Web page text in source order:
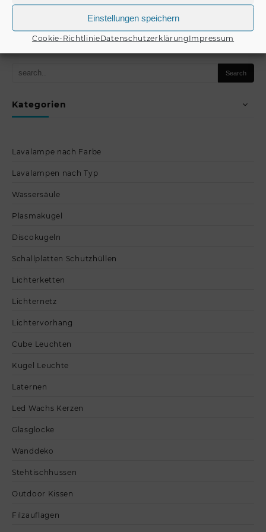
Einstellungen speichern
Cookie-RichtlinieDatenschutzerklärung Impressum
Kategorien
Lavalampe nach Farbe
Lavalampen nach Typ
Wassersäule
Plasmakugel
Discokugeln
Schallplatten Schutzhüllen
Lichterketten
Lichternetz
Lichtervorhang
Cube Leuchten
Kugel Leuchte
Laternen
Led Wachs Kerzen
Glasglocke
Wanddeko
Stehtischhussen
Outdoor Kissen
Filzauflagen